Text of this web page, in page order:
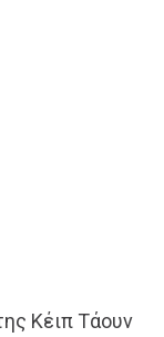
Κέιπ Τάουν